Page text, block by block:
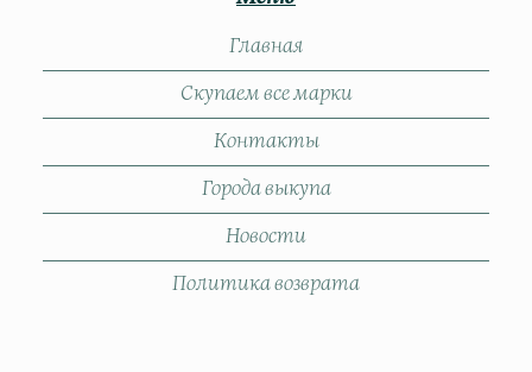
Главная
Скупаем все марки
Контакты
Города выкупа
Новости
Политика возврата